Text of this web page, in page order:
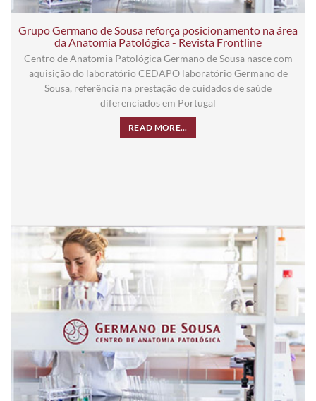
Grupo Germano de Sousa reforça posicionamento na área
da Anatomia Patológica - Revista Frontline
Centro de Anatomia Patológica Germano de Sousa nasce com
aquisição do laboratório CEDAPO laboratório Germano de
Sousa, referência na prestação de cuidados de saúde
diferenciados em Portugal
READ MORE...